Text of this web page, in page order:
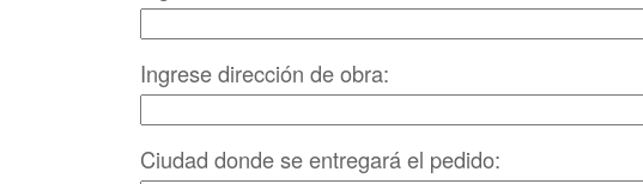
Ingrese dirección de obra:
Ciudad donde se entregará el pedido: